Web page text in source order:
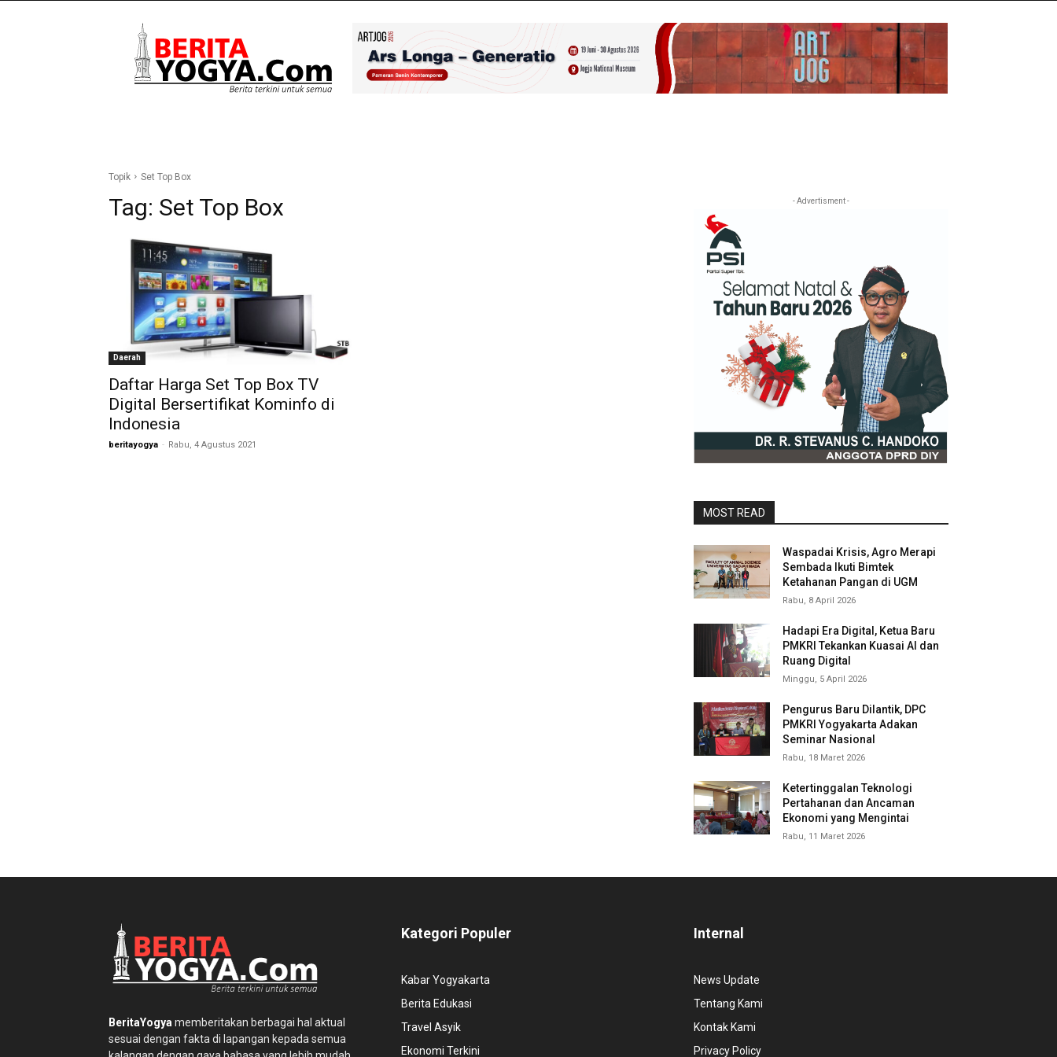
Yogya
Topik Set Top Box
Tag: Set Top Box
Daerah
Daftar Harga Set Top Box TV
Digital Bersertifikat Kominfo di
Indonesia
beritayogya - Rabu, 4 Agustus 2021
- Advertisment -
MOST READ
Waspadai Krisis, Agro Merapi
Sembada Ikuti Bimtek
Ketahanan Pangan di UGM
Rabu, 8 April 2026
Hadapi Era Digital, Ketua Baru
PMKRI Tekankan Kuasai AI dan
Ruang Digital
Minggu, 5 April 2026
Pengurus Baru Dilantik, DPC
PMKRI Yogyakarta Adakan
Seminar Nasional
Rabu, 18 Maret 2026
Ketertinggalan Teknologi
Pertahanan dan Ancaman
Ekonomi yang Mengintai
Rabu, 11 Maret 2026
BeritaYogya memberitakan berbagai hal aktual
sesuai dengan fakta di lapangan kepada semua
Kategori Populer
Kabar Yogyakarta
Berita Edukasi
Travel Asyik
Ekonomi Terkini
Internal
News Update
Tentang Kami
Kontak Kami
Privacy Policy